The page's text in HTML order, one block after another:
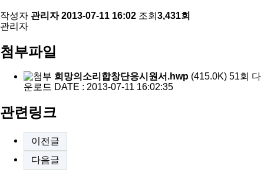
작성자 관리자 2013-07-11 16:02 조회 3,431회
관리자
첨부파일
희망의소리합창단응시원서.hwp (415.0K) 51회 다
운로드 DATE : 2013-07-11 16:02:35
관련링크
이전글
다음글